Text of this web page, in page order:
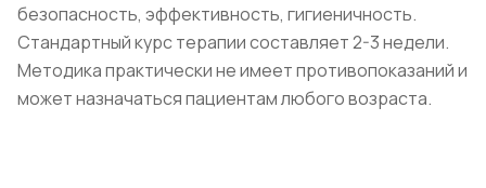
безопасность, эффективность, гигиеничность.
Стандартный курс терапии составляет 2-3 недели.
Методика практически не имеет противопоказаний и
может назначаться пациентам любого возраста.